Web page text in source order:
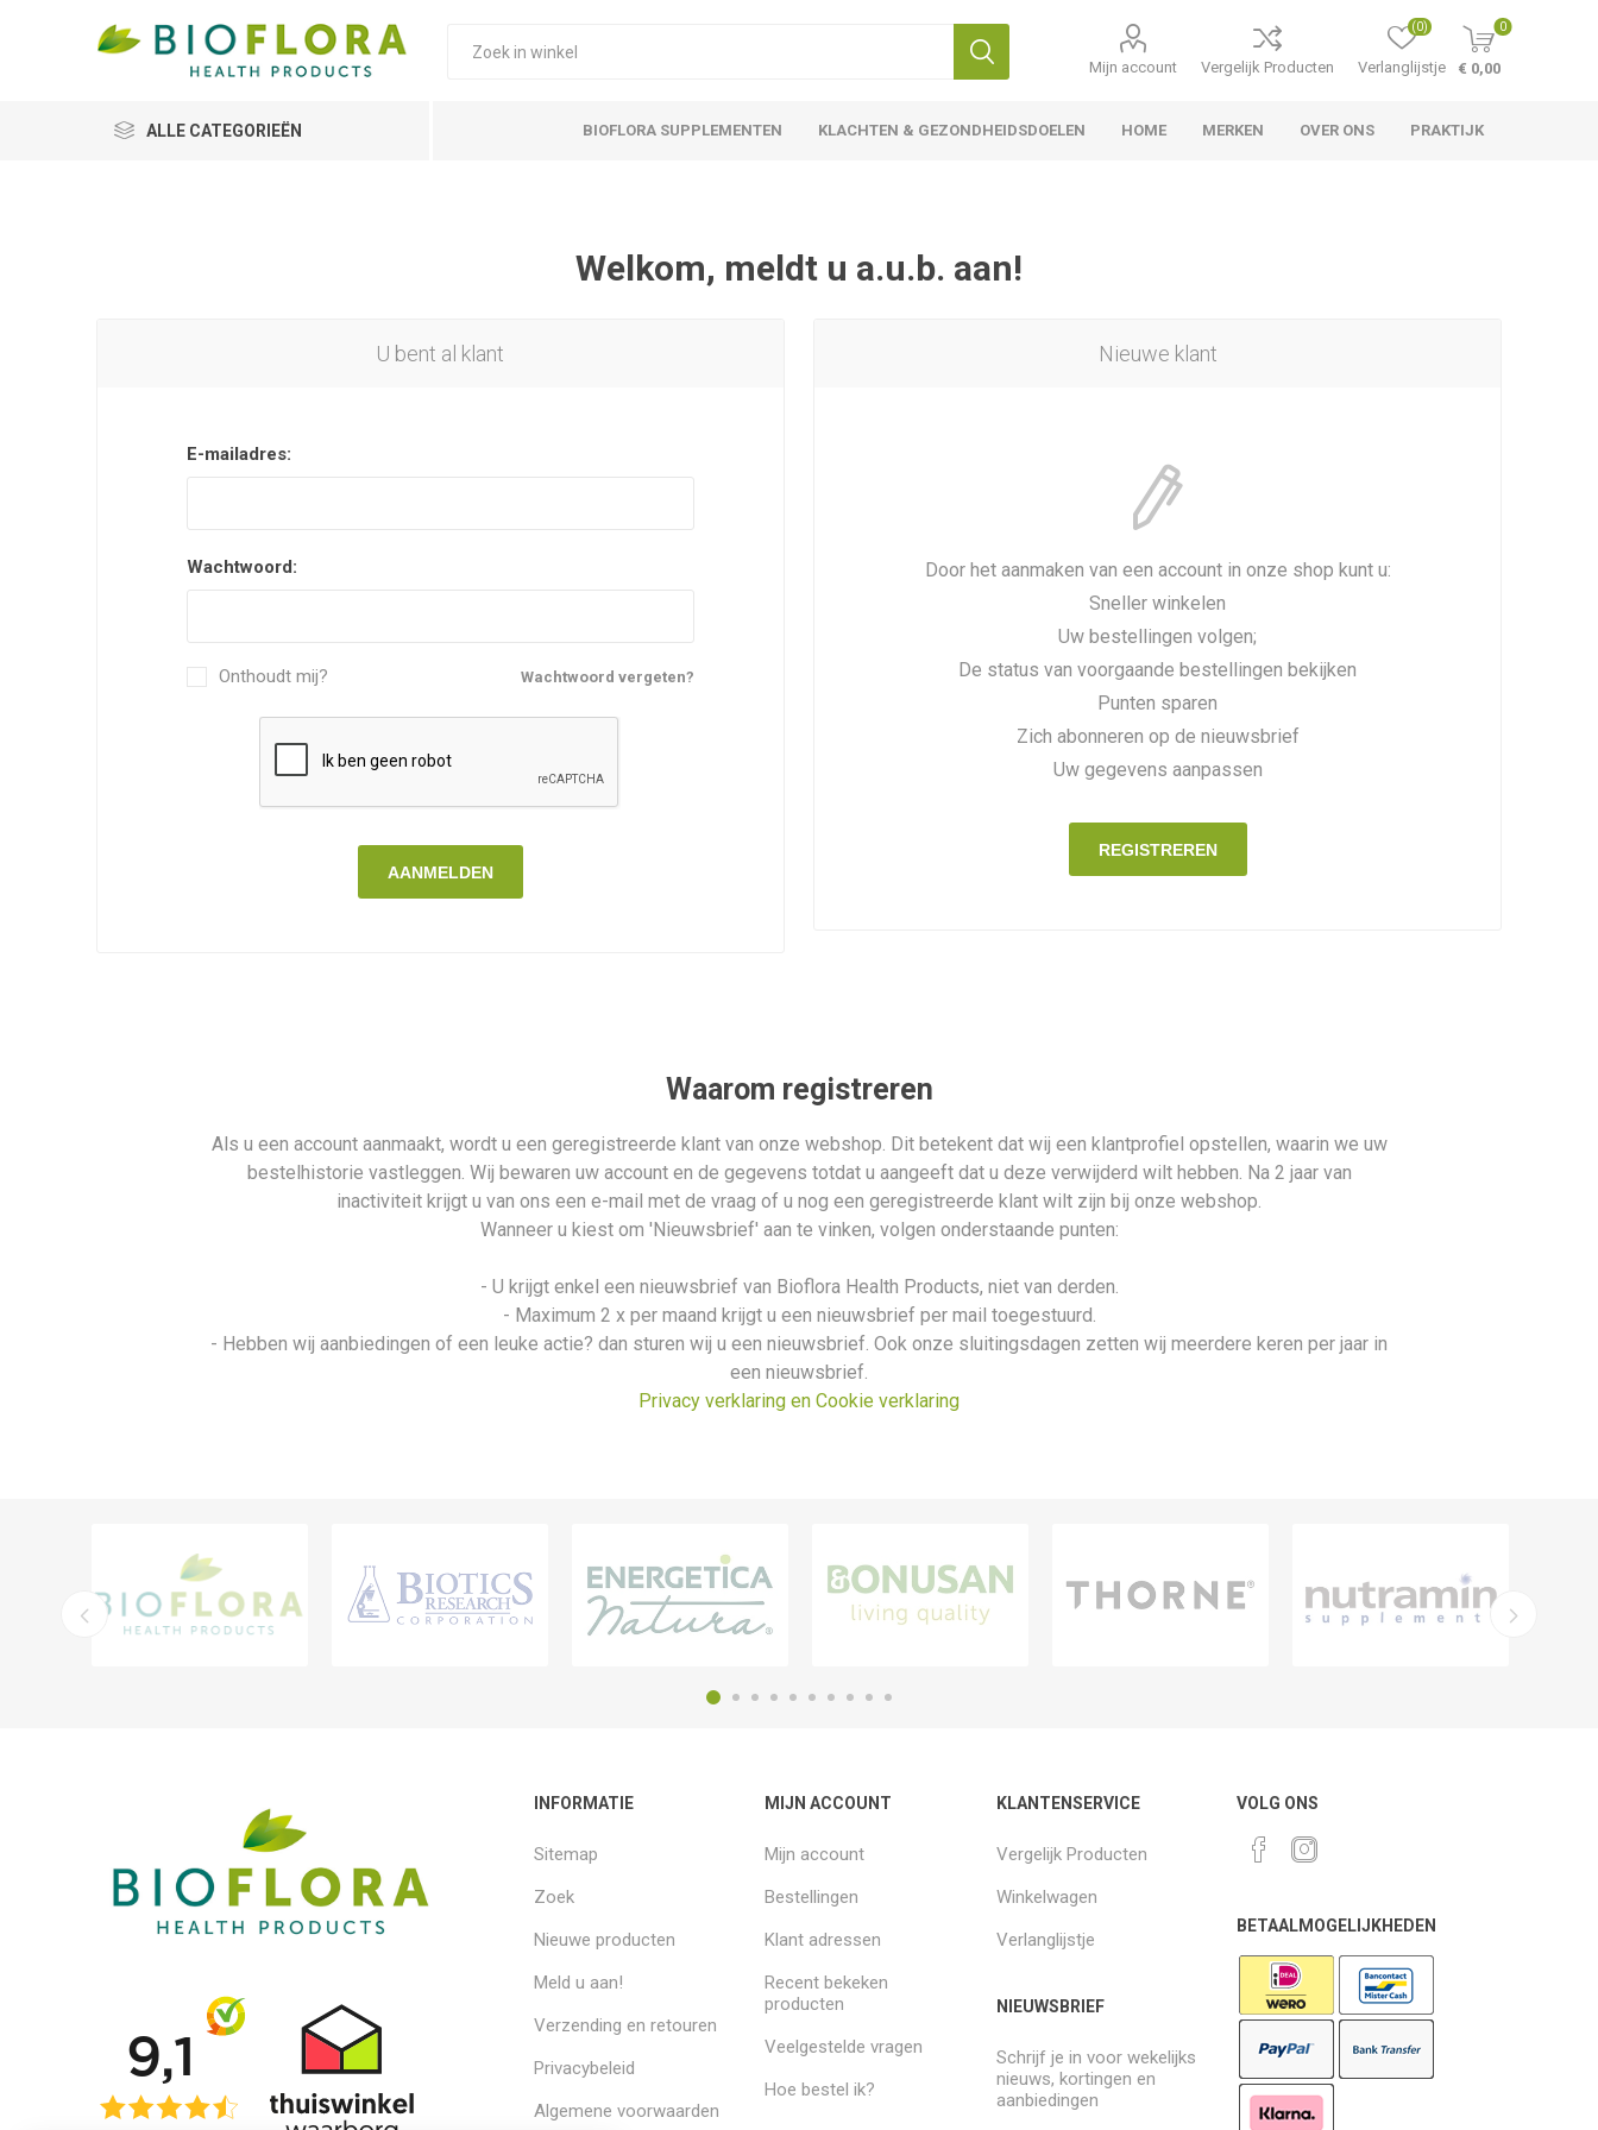
Mijn account Vergelijk Producten Verlanglijstje
(0) 0
€ 0,00
ALLE CATEGORIEËN BIOFLORA SUPPLEMENTEN KLACHTEN & GEZONDHEIDSDOELEN HOME MERKEN OVER ONS PRAKTIJK
Welkom, meldt u a.u.b. aan!
Nieuwe klant
Door het aanmaken van een account in onze shop kunt u:
Sneller winkelen
Uw bestellingen volgen;
De status van voorgaande bestellingen bekijken
Punten sparen
Zich abonneren op de nieuwsbrief
Uw gegevens aanpassen
REGISTREREN
U bent al klant
E-mailadres:
Wachtwoord:
Wachtwoord vergeten?
Onthoudt mij?
AANMELDEN
Waarom registreren
Als u een account aanmaakt, wordt u een geregistreerde klant van onze webshop. Dit betekent dat wij een klantprofiel opstellen, waarin we uw
bestelhistorie vastleggen. Wij bewaren uw account en de gegevens totdat u aangeeft dat u deze verwijderd wilt hebben. Na 2 jaar van
inactiviteit krijgt u van ons een e-mail met de vraag of u nog een geregistreerde klant wilt zijn bij onze webshop.
Wanneer u kiest om 'Nieuwsbrief' aan te vinken, volgen onderstaande punten:
- U krijgt enkel een nieuwsbrief van Bioflora Health Products, niet van derden.
- Maximum 2 x per maand krijgt u een nieuwsbrief per mail toegestuurd.
- Hebben wij aanbiedingen of een leuke actie? dan sturen wij u een nieuwsbrief. Ook onze sluitingsdagen zetten wij meerdere keren per jaar in
een nieuwsbrief.
Privacy verklaring en Cookie verklaring
INFORMATIE
Sitemap
Zoek
Nieuwe producten
Meld u aan!
Verzending en retouren
Privacybeleid
Algemene voorwaarden
MIJN ACCOUNT
Mijn account
Bestellingen
Klant adressen
Recent bekeken
producten
Veelgestelde vragen
Hoe bestel ik?
KLANTENSERVICE
Vergelijk Producten
Winkelwagen
Verlanglijstje
NIEUWSBRIEF
Schrijf je in voor wekelijks
nieuws, kortingen en
aanbiedingen
VOLG ONS
BETAALMOGELIJKHEDEN